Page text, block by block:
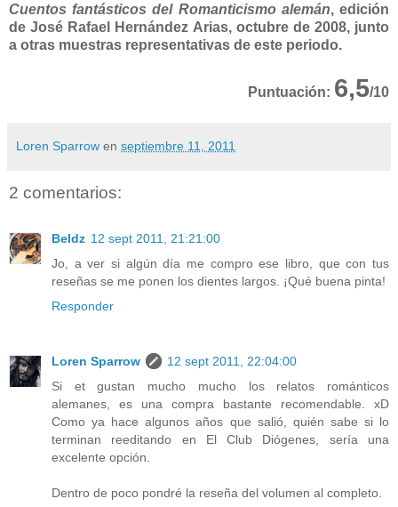
Cuentos fantásticos del Romanticismo alemán, edición
de José Rafael Hernández Arias, octubre de 2008, junto
a otras muestras representativas de este periodo.
Puntuación: 6,5/10
Loren Sparrow en septiembre 11, 2011
2 comentarios:
Beldz 12 sept 2011, 21:21:00
Jo, a ver si algún día me compro ese libro, que con tus
reseñas se me ponen los dientes largos. ¡Qué buena pinta!
Responder
Loren Sparrow
12 sept 2011, 22:04:00
Si et gustan mucho mucho los relatos románticos
alemanes, es una compra bastante recomendable. xD
Como ya hace algunos años que salió, quién sabe si lo
terminan reeditando en El Club Diógenes, sería una
excelente opción.
Dentro de poco pondré la reseña del volumen al completo.